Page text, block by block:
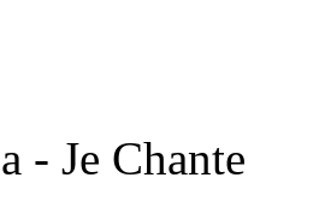
- Je Chante